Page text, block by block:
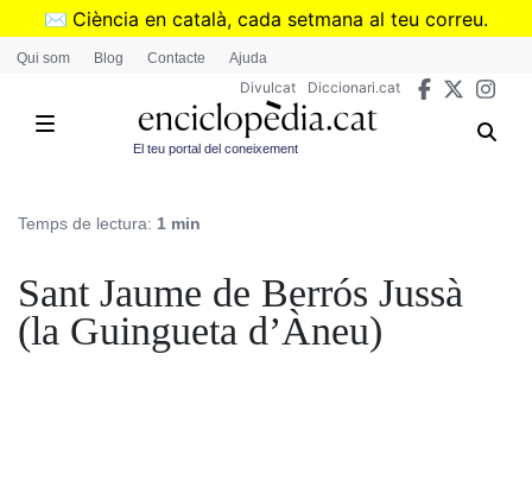
Vés
✉️ Ciència en català, cada setmana al teu correu.
➜Subscriu-te al butlletí de Divulcat
Qui som Blog Contacte Ajuda
Divulcat Diccionari.cat
El teu portal del coneixement
Temps de lectura: 1 min
Sant Jaume de Berrós Jussà
(la Guingueta d’Àneu)